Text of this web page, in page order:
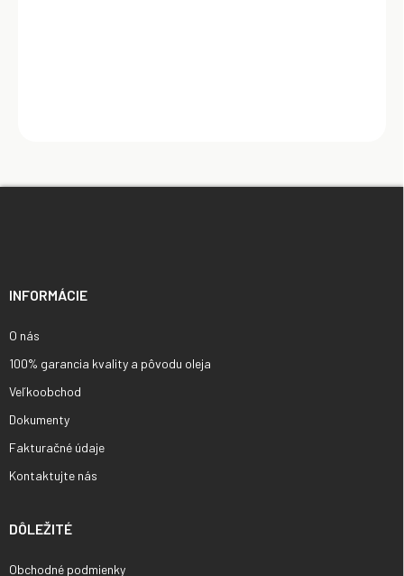
INFORMÁCIE
O nás
100% garancia kvality a pôvodu oleja
Veľkoobchod
Dokumenty
Fakturačné údaje
Kontaktujte nás
DÔLEŽITÉ
Obchodné podmienky